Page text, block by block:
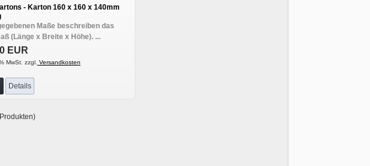
- Karton 160 x 160 x 140mm
Maße beschreiben das
(Länge x Breite x Höhe). ...
EUR
MwSt. zzgl. Versandkosten
Details
Produkten)